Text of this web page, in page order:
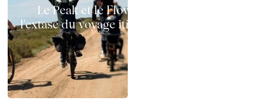
Le Peak et le Flow à vélo électrique :
l'extase du voyage itinérant sur deux roues